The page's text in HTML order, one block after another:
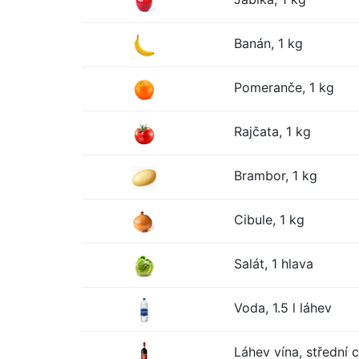
Banán, 1 kg
Pomeranče, 1 kg
Rajčata, 1 kg
Brambor, 1 kg
Cibule, 1 kg
Salát, 1 hlava
Voda, 1.5 l láhev
Láhev vína, střední